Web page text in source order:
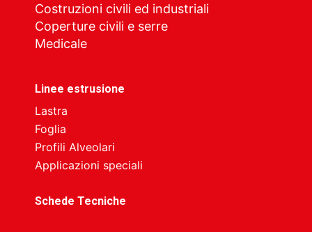
Costruzioni civili ed industriali
Coperture civili e serre
Medicale
Linee estrusione
Lastra
Foglia
Profili Alveolari
Applicazioni speciali
Schede Tecniche